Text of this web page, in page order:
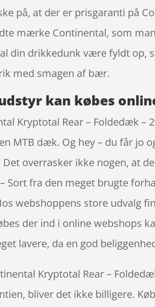
på, at der er prisgaranti på
mærke Continental, som
din drikkedunk være fyldt op,
med smagen af bær.
kan købes
Kryptotal Rear – Foldedæk –
MTB dæk. Og hey – du får jo
Det overrasker ikke nogen, at
– Sort fra den meget brugte
webshoppens store udvalg
der ind i online webshops
lavere, da en god
Kryptotal Rear –
bliver det ikke billigere.